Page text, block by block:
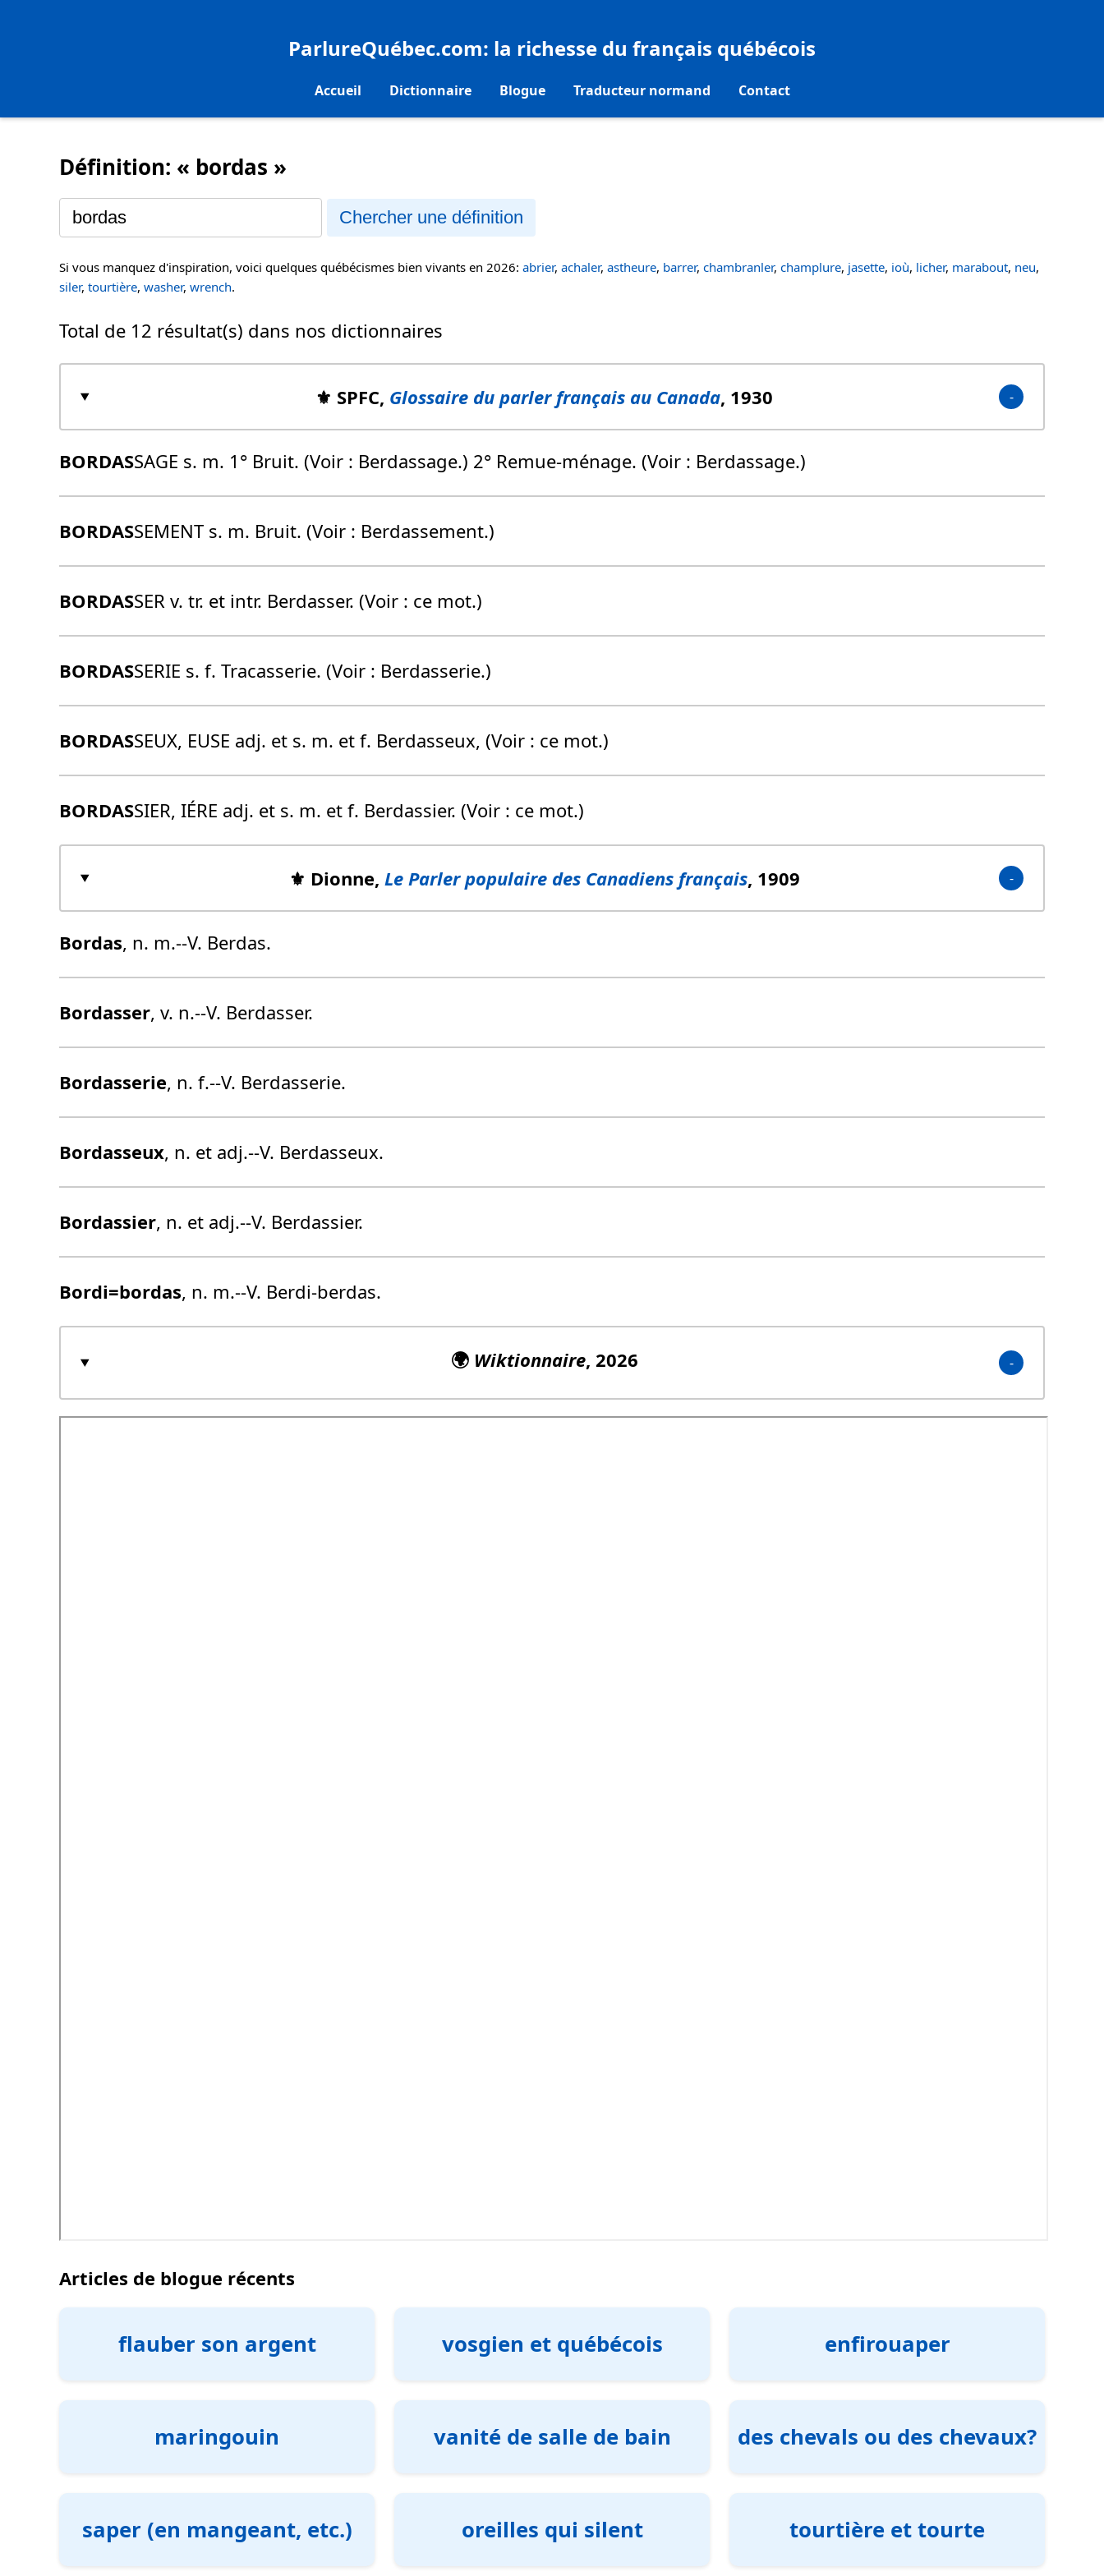
ParlureQuébec.com: la richesse du français québécois
Accueil Dictionnaire Blogue Traducteur normand Contact
Définition: « bordas »
Chercher une définition
Si vous manquez d'inspiration, voici quelques québécismes bien vivants en 2026: abrier, achaler, astheure, barrer, chambranler, champlure, jasette, ioù, licher, marabout, neu,
siler, tourtière, washer, wrench.
Total de 12 résultat(s) dans nos dictionnaires
⚜️ SPFC, Glossaire du parler français au Canada, 1930
BORDASSAGE s. m. 1° Bruit. (Voir : Berdassage.) 2° Remue-ménage. (Voir : Berdassage.)
BORDASSEMENT s. m. Bruit. (Voir : Berdassement.)
BORDASSER v. tr. et intr. Berdasser. (Voir : ce mot.)
BORDASSERIE s. f. Tracasserie. (Voir : Berdasserie.)
BORDASSEUX, EUSE adj. et s. m. et f. Berdasseux, (Voir : ce mot.)
BORDASSIER, IÉRE adj. et s. m. et f. Berdassier. (Voir : ce mot.)
⚜️ Dionne, Le Parler populaire des Canadiens français, 1909
Bordas, n. m.--V. Berdas.
Bordasser, v. n.--V. Berdasser.
Bordasserie, n. f.--V. Berdasserie.
Bordasseux, n. et adj.--V. Berdasseux.
Bordassier, n. et adj.--V. Berdassier.
Bordi=bordas, n. m.--V. Berdi-berdas.
🌍 Wiktionnaire, 2026
Articles de blogue récents
flauber son argent vosgien et québécois enfirouaper
maringouin vanité de salle de bain des chevals ou des chevaux?
saper (en mangeant, etc.) oreilles qui silent tourtière et tourte